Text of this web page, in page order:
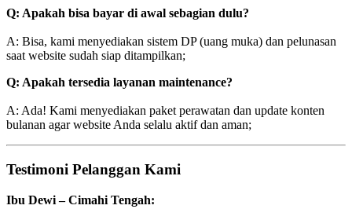
Q: Apakah bisa bayar di awal sebagian dulu?
A: Bisa, kami menyediakan sistem DP (uang muka) dan pelunasan
saat website sudah siap ditampilkan;
Q: Apakah tersedia layanan maintenance?
A: Ada! Kami menyediakan paket perawatan dan update konten
bulanan agar website Anda selalu aktif dan aman;
Testimoni Pelanggan Kami
Ibu Dewi – Cimahi Tengah: